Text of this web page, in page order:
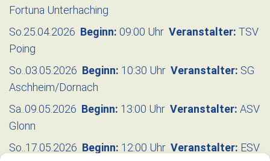
Fortuna Unterhaching
So.25.04.2026 Beginn: 09:00 Uhr Veranstalter: TSV
Poing
So..03.05.2026 Beginn: 10:30 Uhr Veranstalter: SG
Aschheim/Dornach
Sa..09.05.2026 Beginn: 13:00 Uhr Veranstalter: ASV
Glonn
So..17.05.2026 Beginn: 12:00 Uhr Veranstalter: ESV